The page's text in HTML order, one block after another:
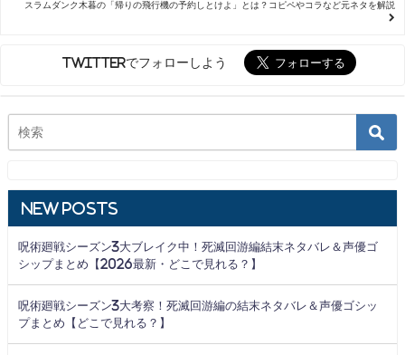
スラムダンク木暮の「帰りの飛行機の予約しとけよ」とは？コピペやコラなど元ネタを解説
Twitterでフォローしよう
New Posts
呪術廻戦シーズン3大ブレイク中！死滅回游編結末ネタバレ＆声優ゴ
シップまとめ【2026最新・どこで見れる？】
呪術廻戦シーズン3大考察！死滅回游編の結末ネタバレ＆声優ゴシッ
プまとめ【どこで見れる？】